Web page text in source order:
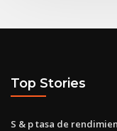
Top Stories
S & p tasa de